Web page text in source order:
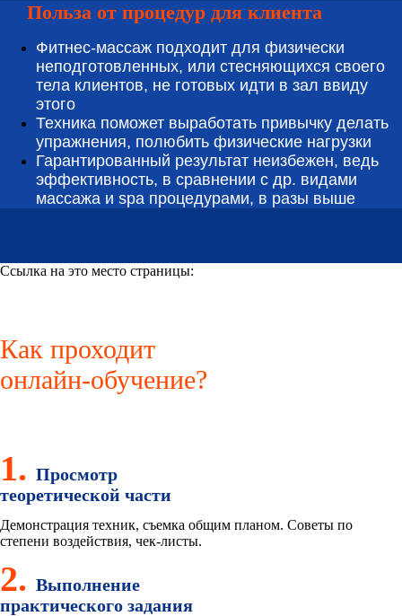
Польза от процедур для клиента
Фитнес-массаж подходит для физически
неподготовленных, или стесняющихся своего
тела клиентов, не готовых идти в зал ввиду
этого
Техника поможет выработать привычку делать
упражнения, полюбить физические нагрузки
Гарантированный результат неизбежен, ведь
эффективность, в сравнении с др. видами
массажа и spa процедурами, в разы выше
Ссылка на это место страницы:
Как проходит
онлайн-обучение?
1. Просмотр
теоретической части
Демонстрация техник, съемка общим планом. Советы по
степени воздействия, чек-листы.
2. Выполнение
практического задания